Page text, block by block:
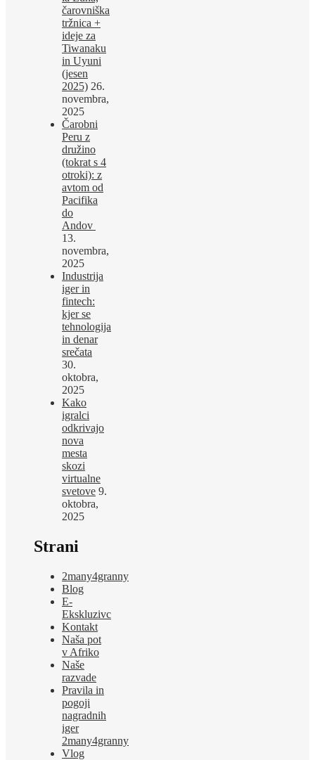
čarovniška
tržnica +
ideje za
Tiwanaku
in Uyuni
(jesen
2025) 26.
novembra,
2025
Čarobni
Peru z
družino
(tokrat s 4
otroki): z
avtom od
Pacifika
do
Andov
13.
novembra,
2025
Industrija
iger in
fintech:
kjer se
tehnologija
in denar
srečata
30.
oktobra,
2025
Kako
igralci
odkrivajo
nova
mesta
skozi
virtualne
svetove 9.
oktobra,
2025
Strani
2many4granny
Blog
E-
Ekskluzivc
Kontakt
Naša pot
v Afriko
Naše
razvade
Pravila in
pogoji
nagradnih
iger
2many4granny
Vlog